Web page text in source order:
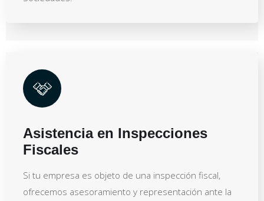
Asistencia en Inspecciones
Fiscales
Si tu empresa es objeto de una inspección fiscal,
ofrecemos asesoramiento y representación ante la